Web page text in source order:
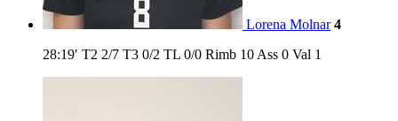
Lorena Molnar 4
28:19′ T2 2/7 T3 0/2 TL 0/0 Rimb 10 Ass 0 Val 1